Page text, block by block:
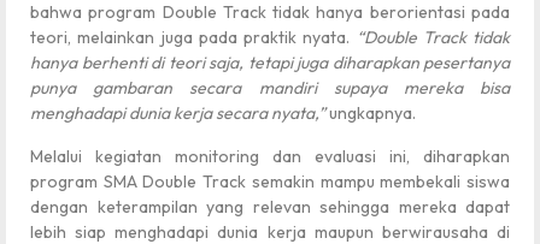
bahwa program Double Track tidak hanya berorientasi pada
teori, melainkan juga pada praktik nyata. “Double Track tidak
hanya berhenti di teori saja, tetapi juga diharapkan pesertanya
punya gambaran secara mandiri supaya mereka bisa
menghadapi dunia kerja secara nyata,”ungkapnya.
Melalui kegiatan monitoring dan evaluasi ini, diharapkan
program SMA Double Track semakin mampu membekali siswa
dengan keterampilan yang relevan sehingga mereka dapat
lebih siap menghadapi dunia kerja maupun berwirausaha di